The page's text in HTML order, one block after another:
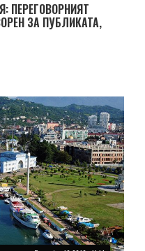
ПЕРЕГОВОРНИЯТ
ЗА ПУБЛИКАТА,